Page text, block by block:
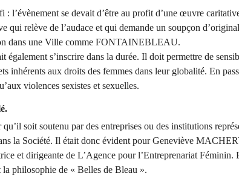
: l’évènement se devait d’être au profit d’une œuvre
qui relève de l’audace et qui demande un soupçon
dans une Ville comme FONTAINEBLEAU.
également s’inscrire dans la durée. Il doit permettre de
inhérents aux droits des femmes dans leur globalité. En
violences sexistes et sexuelles.
soit soutenu par des entreprises ou des institutions
la Société. Il était donc évident pour Geneviève
et dirigeante de L’Agence pour l’Entreprenariat Féminin.
la philosophie de « Belles de Bleau ».